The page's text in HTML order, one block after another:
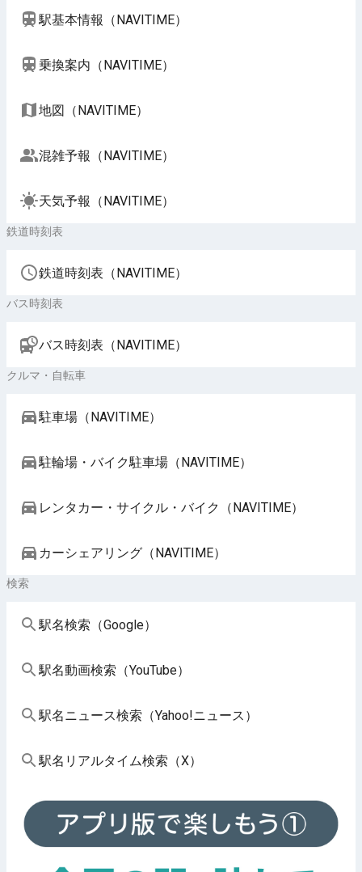
駅基本情報（NAVITIME）
乗換案内（NAVITIME）
地図（NAVITIME）
混雑予報（NAVITIME）
天気予報（NAVITIME）
鉄道時刻表
鉄道時刻表（NAVITIME）
バス時刻表
バス時刻表（NAVITIME）
クルマ・自転車
駐車場（NAVITIME）
駐輪場・バイク駐車場（NAVITIME）
レンタカー・サイクル・バイク（NAVITIME）
カーシェアリング（NAVITIME）
検索
駅名検索（Google）
駅名動画検索（YouTube）
駅名ニュース検索（Yahoo!ニュース）
駅名リアルタイム検索（X）